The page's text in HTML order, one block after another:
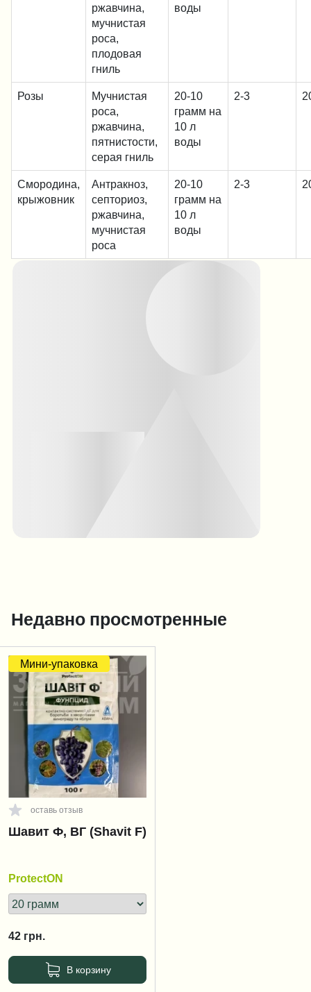
ржавчина,
мучнистая
роса,
плодовая
гниль
воды
Розы
Мучнистая
роса,
ржавчина,
пятнистости,
серая гниль
20-10
грамм на
10 л
воды
2-3
Смородина,
крыжовник
Антракноз,
септориоз,
ржавчина,
мучнистая
роса
20-10
грамм на
10 л
воды
2-3
Недавно просмотренные
Мини-упаковка
оставь отзыв
Шавит Ф, ВГ (Shavit F)
ProtectON
42 грн.
В корзину